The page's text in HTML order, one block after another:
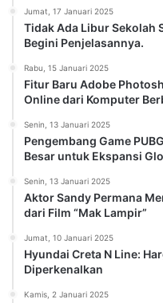
Jumat, 17 Januari 2025
Tidak Ada Libur Sekolah
Begini Penjelasannya.
Rabu, 15 Januari 2025
Fitur Baru Adobe
Online dari Komputer
Senin, 13 Januari 2025
Pengembang Game
Besar untuk Ekspansi
Senin, 13 Januari 2025
Aktor Sandy Permana
dari Film “Mak Lampir”
Jumat, 10 Januari 2025
Hyundai Creta N Line:
Diperkenalkan
Kamis, 2 Januari 2025